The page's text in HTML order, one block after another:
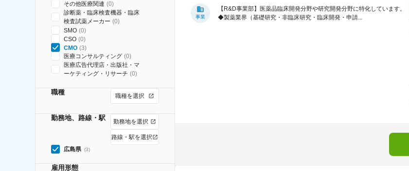
その他医療関連 (0)
診断薬・臨床検査機器・臨床
検査試薬メーカー (0)
SMO (0)
CSO (0)
CMO (3)
医療コンサルティング (0)
医療広告代理店・出版社・マ
ーケティング・リサーチ (0)
職種 職種を選択
勤務地、路線・駅 勤務地を選択
路線・駅を選択
広島県 (3)
雇用形態
事業
【R&D事業部】医薬品臨床開発分野や研究開発分野に特化しています。
◆製薬業界（基礎研究・非臨床研究・臨床開発・申請...